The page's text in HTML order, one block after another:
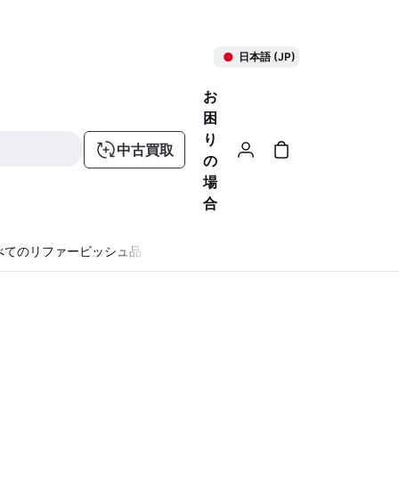
日本語 (JP)
中古買取
お
困
り
の
場
合
てのリファービッシュ品